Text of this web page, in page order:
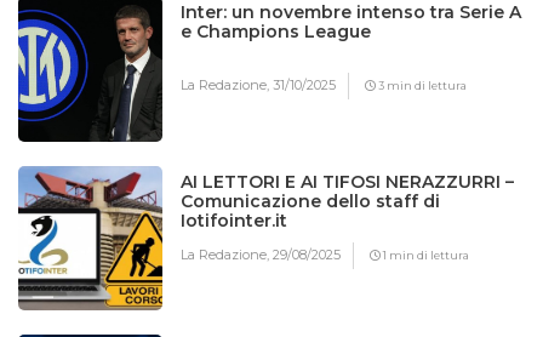
Inter: un novembre intenso tra Serie A
e Champions League
La Redazione,31/10/2025 3 min di lettura
AI LETTORI E AI TIFOSI NERAZZURRI –
Comunicazione dello staff di
Iotifointer.it
La Redazione,29/08/2025 1 min di lettura